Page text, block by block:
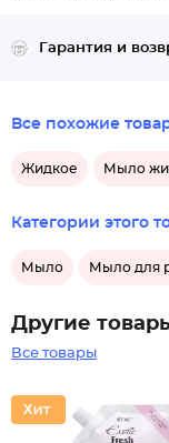
Гарантия и
Все похожие
Жидкое Мыло
Категории этого
Мыло Мыло для
Другие
Все товары